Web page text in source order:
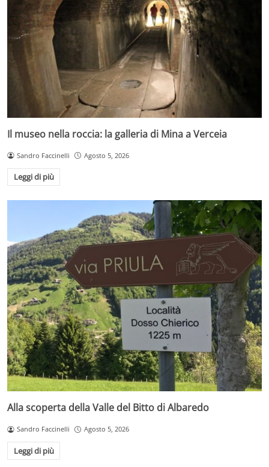
Il museo nella roccia: la galleria di Mina a Verceia
Sandro Faccinelli Agosto 5, 2026
Leggi di più
Alla scoperta della Valle del Bitto di Albaredo
Sandro Faccinelli Agosto 5, 2026
Leggi di più